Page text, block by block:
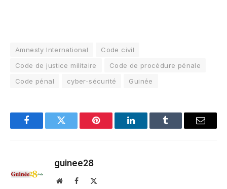
Amnesty International
Code civil
Code de justice militaire
Code de procédure pénale
Code pénal
cyber-sécurité Guinée
FacebookTwitter Pinterest LinkedInTumblr Email
guinee28
WebsiteFacebook